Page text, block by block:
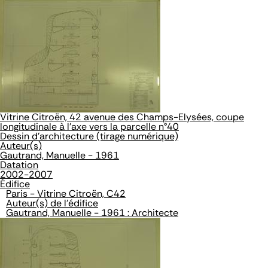
Vitrine Citroën, 42 avenue des Champs-Elysées, coupe
longitudinale à l'axe vers la parcelle n°40
Dessin d'architecture (tirage numérique)
Auteur(s)
Gautrand, Manuelle - 1961
Datation
2002-2007
Édifice
Paris - Vitrine Citroën, C42
Auteur(s) de l'édifice
Gautrand, Manuelle - 1961 : Architecte